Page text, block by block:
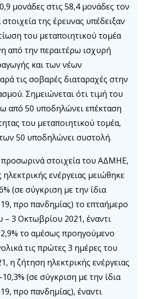
μονάδες στις 58,4 μονάδες τον
της έρευνας υπέδειξαν
του μεταποιητικού τομέα
από την περαιτέρω ισχυρή
και των νέων
τις σοβαρές διαταραχές στην
Σημειώνεται ότι τιμή του
από 50 υποδηλώνει επέκταση
του μεταποιητικού τομέα,
50 υποδηλώνει συστολή.
στοιχεία του ΑΔΜΗΕ,
ενέργειας μειώθηκε
(σε σύγκριση με την ίδια
προ πανδημίας) το επταήμερο
– 3 Οκτωβρίου 2021, έναντι
το αμέσως προηγούμενο
τις πρώτες 3 ημέρες του
η ζήτηση ηλεκτρικής ενέργειας
(σε σύγκριση με την ίδια
προ πανδημίας), έναντι